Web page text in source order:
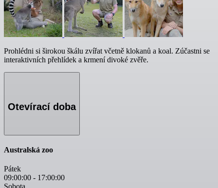
Prohlédni si širokou škálu zvířat včetně klokanů a koal. Zúčastni se
interaktivních přehlídek a krmení divoké zvěře.
Otevírací doba
Australská zoo
Pátek
09:00:00 - 17:00:00